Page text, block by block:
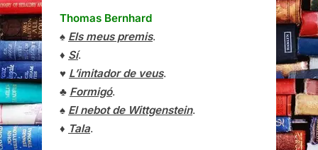
Thomas Bernhard
♠ Els meus premis.
♦ Sí.
♥ L’imitador de veus.
♣ Formigó.
♠ El nebot de Wittgenstein.
♦ Tala.